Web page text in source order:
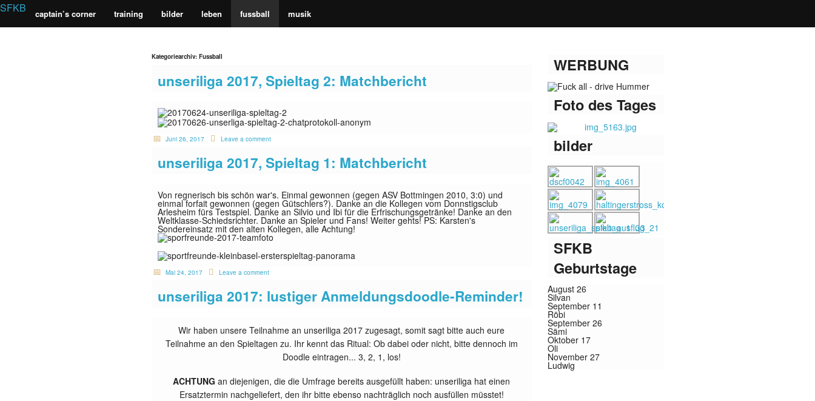
SFKB captain’s corner training bilder leben fussball musik
Kategoriearchiv: Fussball
unseriliga 2017, Spieltag 2: Matchbericht
Juni 26, 2017 Leave a comment
unseriliga 2017, Spieltag 1: Matchbericht
Von regnerisch bis schön war's. Einmal gewonnen (gegen ASV Bottmingen 2010, 3:0) und
einmal forfait gewonnen (gegen Gütschlers?). Danke an die Kollegen vom Donnstigsclub
Arlesheim fürs Testspiel. Danke an Silvio und Ibi für die Erfrischungsgetränke! Danke an den
Weltklasse-Schiedsrichter. Danke an Spieler und Fans! Weiter gehts! PS: Karsten's
Sondereinsatz mit den alten Kollegen, alle Achtung!
Mai 24, 2017 Leave a comment
unseriliga 2017: lustiger Anmeldungsdoodle-Reminder!
Wir haben unsere Teilnahme an unseriliga 2017 zugesagt, somit sagt bitte auch eure
Teilnahme an den Spieltagen zu. Ihr kennt das Ritual: Ob dabei oder nicht, bitte dennoch im
Doodle eintragen... 3, 2, 1, los!
ACHTUNG an diejenigen, die die Umfrage bereits ausgefüllt haben: unseriliga hat einen
Ersatztermin nachgeliefert, den ihr bitte ebenso nachträglich noch ausfüllen müsstet!
WERBUNG
Foto des Tages
bilder
SFKB
Geburtstage
August 26
Silvan
September 11
Röbi
September 26
Sämi
Oktober 17
Oli
November 27
Ludwig